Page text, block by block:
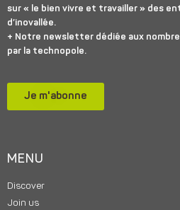
sur « le bien vivre et travailler » des
d’inovallée.
+ Notre newsletter dédiée aux
par la technopole.
Je m'abonne
MENU
Discover
Join us